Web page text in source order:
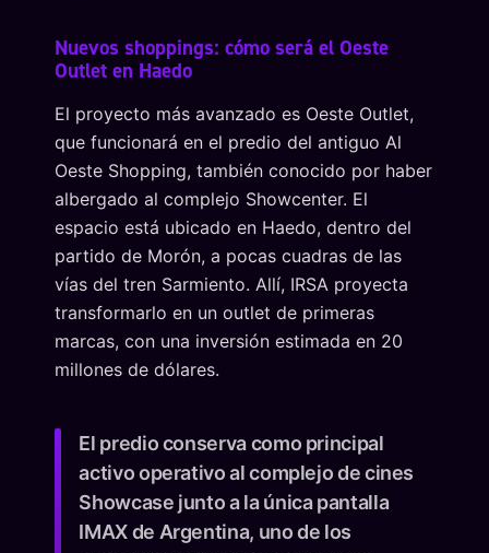
Nuevos shoppings: cómo será el Oeste
Outlet en Haedo
El proyecto más avanzado es Oeste Outlet,
que funcionará en el predio del antiguo Al
Oeste Shopping, también conocido por haber
albergado al complejo Showcenter. El
espacio está ubicado en Haedo, dentro del
partido de Morón, a pocas cuadras de las
vías del tren Sarmiento. Allí, IRSA proyecta
transformarlo en un outlet de primeras
marcas, con una inversión estimada en 20
millones de dólares.
El predio conserva como principal
activo operativo al complejo de cines
Showcase junto a la única pantalla
IMAX de Argentina, uno de los